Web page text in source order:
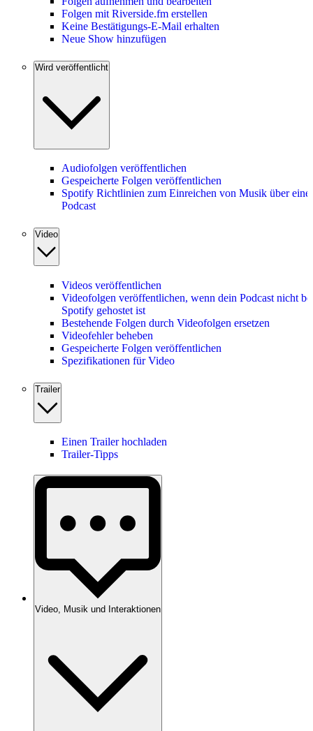
Folgen mit Riverside.fm erstellen
Keine Bestätigungs-E-Mail erhalten
Neue Show hinzufügen
Wird veröffentlicht
Audiofolgen veröffentlichen
Gespeicherte Folgen veröffentlichen
Spotify Richtlinien zum Einreichen von Musik über
Podcast
Video
Videos veröffentlichen
Videofolgen veröffentlichen, wenn dein Podcast nicht
Spotify gehostet ist
Bestehende Folgen durch Videofolgen ersetzen
Videofehler beheben
Gespeicherte Folgen veröffentlichen
Spezifikationen für Video
Trailer
Einen Trailer hochladen
Trailer-Tipps
Video, Musik und Interaktionen